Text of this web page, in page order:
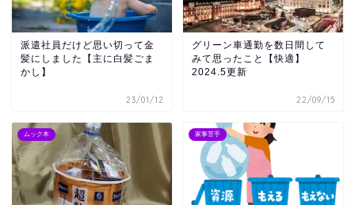
派遣社員だけど思い切って金
髪にしました【主に白髪ごま
かし】
23/01/12
グリーン車通勤を数日間して
みて思ったこと【快適】
2024.5更新
22/09/15
ムック本 家事苦手